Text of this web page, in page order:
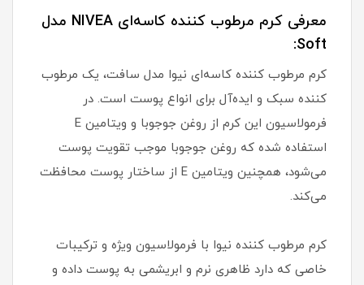
معرفی کرم مرطوب کننده کاسه‌ای NIVEA مدل
Soft:
کرم مرطوب کننده کاسه‌ای نیوا مدل سافت، یک مرطوب
کننده سبک و ایده‌آل برای انواع پوست است. در
فرمولاسیون این کرم از روغن جوجوبا و ویتامین E
استفاده شده که روغن جوجوبا موجب تقویت پوست
می‌شود، همچنین ویتامین E از ساختار پوست محافظت
می‌کند.
کرم مرطوب کننده نیوا با فرمولاسیون ویژه و ترکیبات
خاصی که دارد ظاهری نرم و ابریشمی به پوست داده و